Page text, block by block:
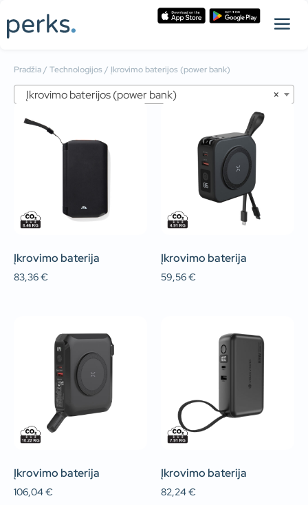
Pradžia/ Technologijos/ Įkrovimo baterijos (power bank)
×
Įkrovimo baterijos (power bank)
Įkrovimo baterija
83,36€
Įkrovimo baterija
59,56€
Įkrovimo baterija
106,04€
Įkrovimo baterija
82,24€